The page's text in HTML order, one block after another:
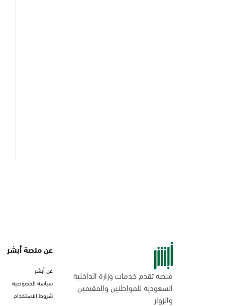
منصة تقدم خدمات وزارة الداخلية
السعودية للمواطنين والمقيمين
والزوار
عن منصة أبشر
عن أبشر
سياسة الخصوصية
شروط الاستخدام